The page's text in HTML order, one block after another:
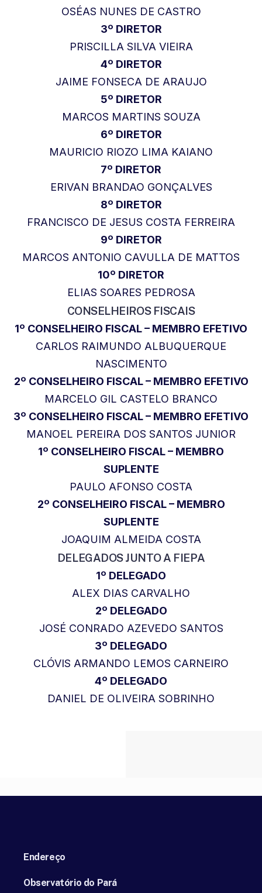
OSÉAS NUNES DE CASTRO
3º DIRETOR
PRISCILLA SILVA VIEIRA
4º DIRETOR
JAIME FONSECA DE ARAUJO
5º DIRETOR
MARCOS MARTINS SOUZA
6º DIRETOR
MAURICIO RIOZO LIMA KAIANO
7º DIRETOR
ERIVAN BRANDAO GONÇALVES
8º DIRETOR
FRANCISCO DE JESUS COSTA FERREIRA
9º DIRETOR
MARCOS ANTONIO CAVULLA DE MATTOS
10º DIRETOR
ELIAS SOARES PEDROSA
CONSELHEIROS FISCAIS
1º CONSELHEIRO FISCAL – MEMBRO EFETIVO
CARLOS RAIMUNDO ALBUQUERQUE
NASCIMENTO
2º CONSELHEIRO FISCAL – MEMBRO EFETIVO
MARCELO GIL CASTELO BRANCO
3º CONSELHEIRO FISCAL – MEMBRO EFETIVO
MANOEL PEREIRA DOS SANTOS JUNIOR
1º CONSELHEIRO FISCAL – MEMBRO
SUPLENTE
PAULO AFONSO COSTA
2º CONSELHEIRO FISCAL – MEMBRO
SUPLENTE
JOAQUIM ALMEIDA COSTA
DELEGADOS JUNTO A FIEPA
1º DELEGADO
ALEX DIAS CARVALHO
2º DELEGADO
JOSÉ CONRADO AZEVEDO SANTOS
3º DELEGADO
CLÓVIS ARMANDO LEMOS CARNEIRO
4º DELEGADO
DANIEL DE OLIVEIRA SOBRINHO
Endereço
Observatório do Pará